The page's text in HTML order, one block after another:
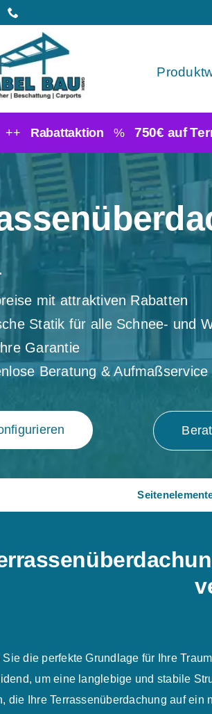
++ Rabattaktion % 750€ auf
mit attraktiven Rabatten
Statik für alle Schnee- und
Garantie
Beratung & Aufmaßservice
Sie die perfekte Grundlage für Ihre
um eine langlebige und stabile
die Ihre Terrassenüberdachung auf ein